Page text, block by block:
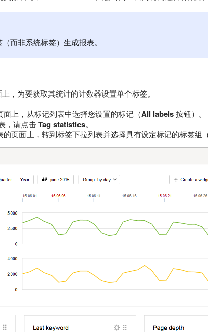
而非系统标签）生成报表。
，为要获取其统计的计数器设置单个标签。
上，从标记列表中选择您设置的标记（All labels按钮）
，请点击Tag statistics。
页面上，转到标签下拉列表并选择具有设定标记的标签组